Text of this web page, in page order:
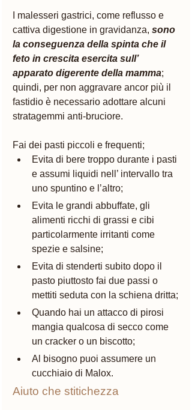
I malesseri gastrici, come reflusso e
cattiva digestione in gravidanza, sono
la conseguenza della spinta che il
feto in crescita esercita sull’
apparato digerente della mamma;
quindi, per non aggravare ancor più il
fastidio è necessario adottare alcuni
stratagemmi anti-bruciore.
Fai dei pasti piccoli e frequenti;
Evita di bere troppo durante i pasti
e assumi liquidi nell’ intervallo tra
uno spuntino e l’altro;
Evita le grandi abbuffate, gli
alimenti ricchi di grassi e cibi
particolarmente irritanti come
spezie e salsine;
Evita di stenderti subito dopo il
pasto piuttosto fai due passi o
mettiti seduta con la schiena dritta;
Quando hai un attacco di pirosi
mangia qualcosa di secco come
un cracker o un biscotto;
Al bisogno puoi assumere un
cucchiaio di Malox.
Aiuto che stitichezza